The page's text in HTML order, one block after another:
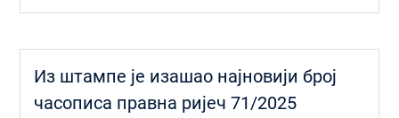
Из штампе је изашао најновији број
часописа правна ријеч 71/2025